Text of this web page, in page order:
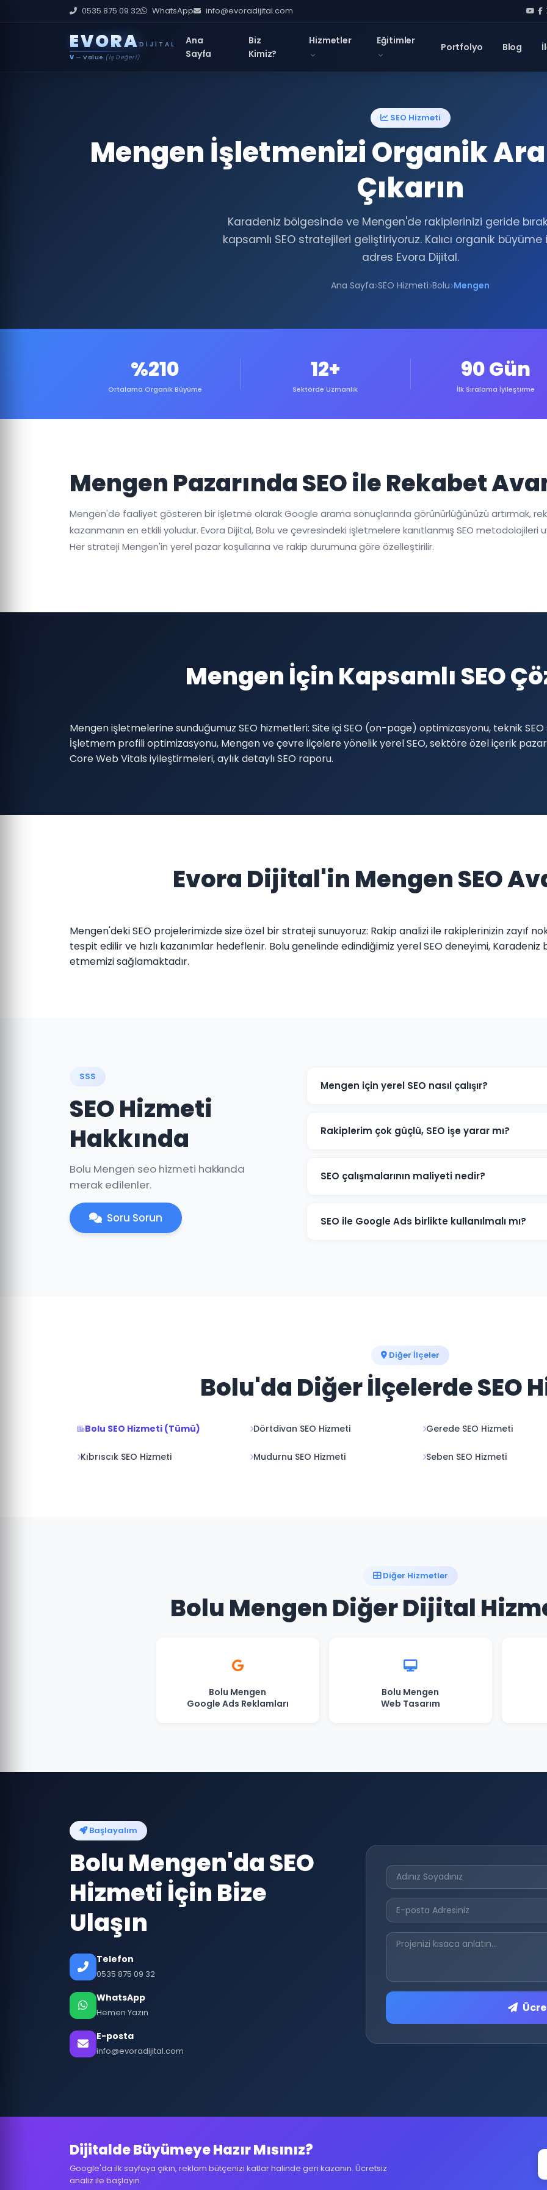
0535 875 09 32 WhatsApp info@evoradijital.com
EVORA DIJITAL
V — Value (İş Değeri)
Ana
Sayfa
Biz
Kimiz?
Hizmetler Eğitimler
Portfolyo Blog
SEO Hizmeti
Mengen İşletmenizi Organik
Çıkarın
Karadeniz bölgesinde ve Mengen'de rakiplerinizi geride
kapsamlı SEO stratejileri geliştiriyoruz. Kalıcı organik
adres Evora Dijital.
Ana Sayfa SEO Hizmeti Bolu Mengen
%210
Ortalama Organik Büyüme
12+
Sektörde Uzmanlık
90 Gün
İlk Sıralama İyileştirme
Mengen Pazarında SEO ile Rekabet
Mengen'de faaliyet gösteren bir işletme olarak Google arama sonuçlarında görünürlüğünüzü artırmak,
kazanmanın en etkili yoludur. Evora Dijital, Bolu ve çevresindeki işletmelere kanıtlanmış SEO
Her strateji Mengen'in yerel pazar koşullarına ve rakip durumuna göre özelleştirilir.
Mengen İçin Kapsamlı SEO
Mengen işletmelerine sunduğumuz SEO hizmetleri: Site içi SEO (on-page) optimizasyonu, teknik
İşletmem profili optimizasyonu, Mengen ve çevre ilçelere yönelik yerel SEO, sektöre özel içerik
Core Web Vitals iyileştirmeleri, aylık detaylı SEO raporu.
Evora Dijital'in Mengen SEO
Mengen'deki SEO projelerimizde size özel bir strateji sunuyoruz: Rakip analizi ile rakiplerinizin zayıf
tespit edilir ve hızlı kazanımlar hedeflenir. Bolu genelinde edindiğimiz yerel SEO deneyimi,
etmemizi sağlamaktadır.
SSS
SEO Hizmeti
Hakkında
Bolu Mengen seo hizmeti hakkında
merak edilenler.
Soru Sorun
Mengen için yerel SEO nasıl çalışır?
kelimeleri optimize ediyoruz. Böylece "Mengen +
çıkıyorsunuz.
Rakiplerim çok güçlü, SEO işe yarar mı?
kuyruklu (long-tail) anahtar kelimelerde hızlı
kelimelerde güçlenmeye çalışırız.
SEO çalışmalarının maliyeti nedir?
ve hedeflerinize göre özelleştirilmiş fiyat teklifi için
SEO ile Google Ads birlikte kullanılmalı mı?
Diğer İlçeler
Bolu'da Diğer İlçelerde SEO
Bolu SEO Hizmeti (Tümü) Dörtdivan SEO Hizmeti Gerede SEO Hizmeti
Kıbrıscık SEO Hizmeti Mudurnu SEO Hizmeti Seben SEO Hizmeti
Diğer Hizmetler
Bolu Mengen Diğer Dijital
Bolu Mengen
Google Ads Reklamları
Bolu Mengen
Web Tasarım
Başlayalım
Bolu Mengen'da SEO
Hizmeti İçin Bize
Ulaşın
Telefon
0535 875 09 32
WhatsApp
Hemen Yazın
E-posta
info@evoradijital.com
Dijitalde Büyümeye Hazır Mısınız?
Google'da ilk sayfaya çıkın, reklam bütçenizi katlar halinde geri kazanın. Ücretsiz
analiz ile başlayın.